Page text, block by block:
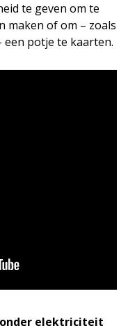
te geven om te
maken of om – zoals
een potje te kaarten.
elektriciteit